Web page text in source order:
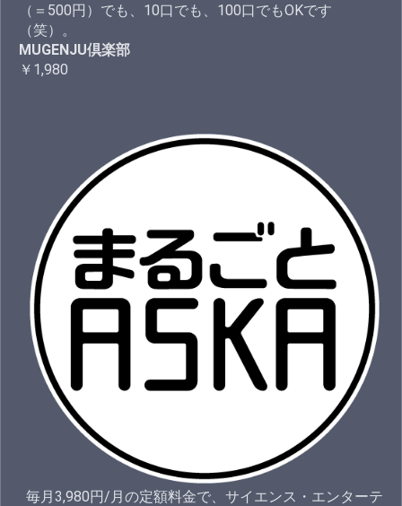
（＝500円）でも、10口でも、100口でもOKです
（笑）。
MUGENJU倶楽部
￥1,980
毎月3,980円/月の定額料金で、サイエンス・エンターテ